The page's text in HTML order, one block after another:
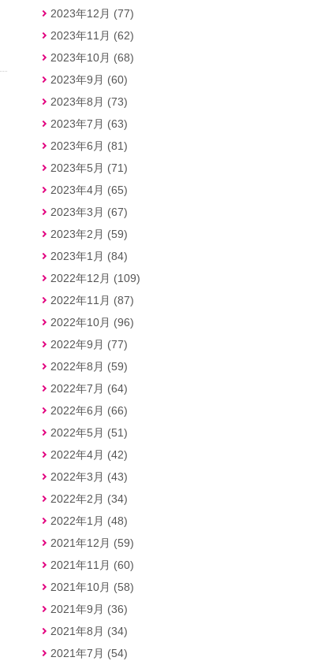
2023年12月 (77)
2023年11月 (62)
2023年10月 (68)
2023年9月 (60)
2023年8月 (73)
2023年7月 (63)
2023年6月 (81)
2023年5月 (71)
2023年4月 (65)
2023年3月 (67)
2023年2月 (59)
2023年1月 (84)
2022年12月 (109)
2022年11月 (87)
2022年10月 (96)
2022年9月 (77)
2022年8月 (59)
2022年7月 (64)
2022年6月 (66)
2022年5月 (51)
2022年4月 (42)
2022年3月 (43)
2022年2月 (34)
2022年1月 (48)
2021年12月 (59)
2021年11月 (60)
2021年10月 (58)
2021年9月 (36)
2021年8月 (34)
2021年7月 (54)